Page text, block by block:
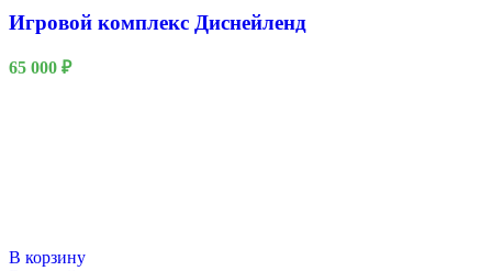
Игровой комплекс Диснейленд
65 000 ₽
В корзину